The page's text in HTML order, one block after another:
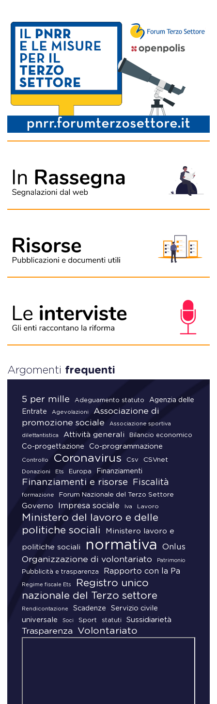
Argomenti frequenti
5 per mille Adeguamento statuto
Agenzia delle
Entrate
Agevolazioni
Associazione di
promozione sociale
Associazione sportiva
dilettantistica Attività generali Bilancio economico
Co-progettazione Co-programmazione
Controllo Coronavirus Csv CSVnet
Donazioni Ets Europa Finanziamenti
Finanziamenti e risorse Fiscalità
formazione Forum Nazionale del Terzo Settore
Governo Impresa sociale Iva Lavoro
Ministero del lavoro e delle
politiche sociali
Ministero lavoro e
politiche sociali normativa Onlus
Organizzazione di volontariato Patrimonio
Pubblicità e trasparenza Rapporto con la Pa
Regime fiscale Ets
Registro unico
nazionale del Terzo settore
Rendicontazione Scadenze
Servizio civile
universale
Soci Sport statuti Sussidiarietà
Trasparenza Volontariato